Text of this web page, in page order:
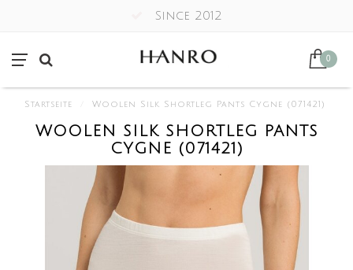
Since 2012
0
Startseite Woolen Silk Shortleg Pants Cygne (071421)
WOOLEN SILK SHORTLEG PANTS
CYGNE (071421)